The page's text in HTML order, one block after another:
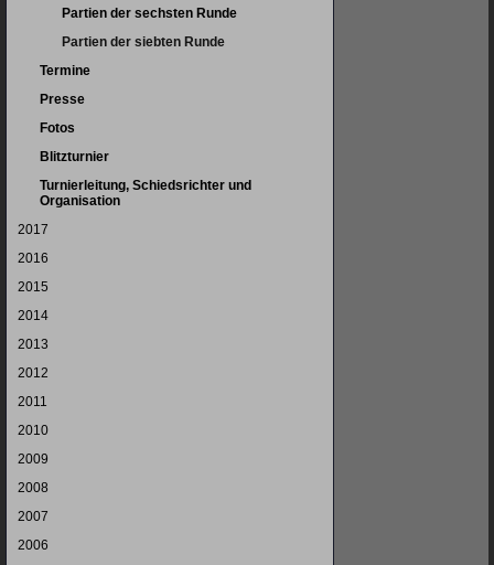
Partien der sechsten Runde
Partien der siebten Runde
Termine
Presse
Fotos
Blitzturnier
Turnierleitung, Schiedsrichter und
Organisation
2017
2016
2015
2014
2013
2012
2011
2010
2009
2008
2007
2006